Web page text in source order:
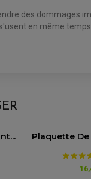
des dommages
en même
Plaquette De